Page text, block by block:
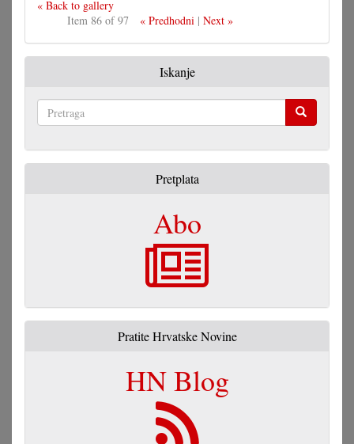
« Back to gallery
Item 86 of 97
« Predhodni| Next »
Iskanje
Pretplata
Abo
Pratite Hrvatske Novine
HN Blog